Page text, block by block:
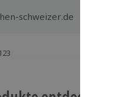
schweizer.de